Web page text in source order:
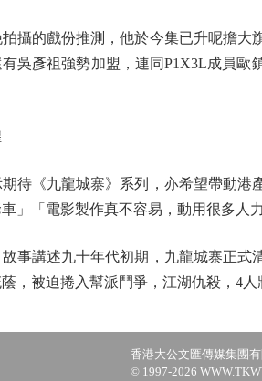
的戲份推測，他於今集已升呢擔大
吳彥祖強勢加盟，連同P1X3L成員歐
《九龍城寨》系列，亦希望帶動港
」「電影製作真不容易，動用很多人
講述九十年代初期，九龍城寨正式
，被迫捲入幫派鬥爭，江湖仇殺，4
香港大公文匯傳媒集團
© 1997-2026